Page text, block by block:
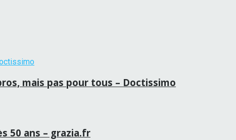
mais pas pour tous – Doctissimo
50 ans – grazia.fr